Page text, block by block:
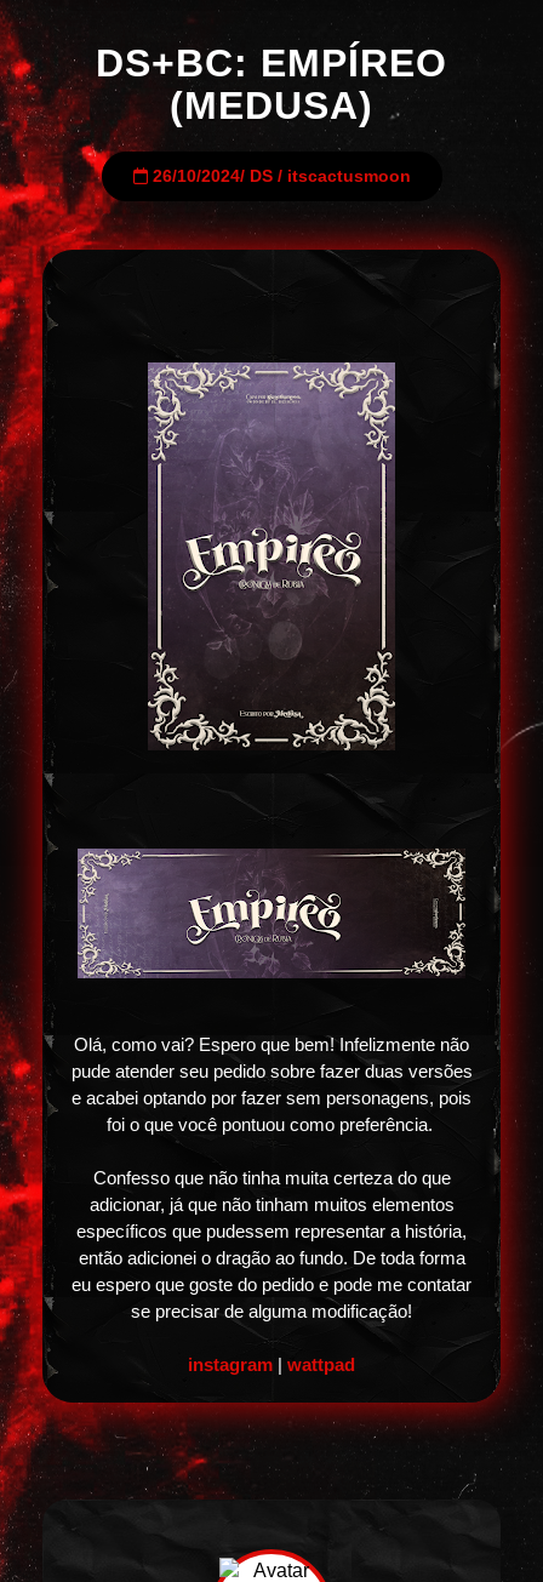
DS+BC: EMPÍREO
(MEDUSA)
26/10/2024/ DS/ itscactusmoon
Olá, como vai? Espero que bem! Infelizmente não
pude atender seu pedido sobre fazer duas versões
e acabei optando por fazer sem personagens, pois
foi o que você pontuou como preferência.
Confesso que não tinha muita certeza do que
adicionar, já que não tinham muitos elementos
específicos que pudessem representar a história,
então adicionei o dragão ao fundo. De toda forma
eu espero que goste do pedido e pode me contatar
se precisar de alguma modificação!
instagram wattpad